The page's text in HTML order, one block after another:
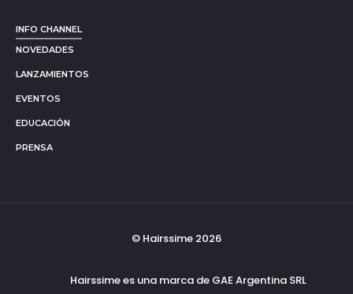
INFO CHANNEL
NOVEDADES
LANZAMIENTOS
EVENTOS
EDUCACIÓN
PRENSA
© Hairssime 2026
Hairssime es una marca de GAE Argentina SRL